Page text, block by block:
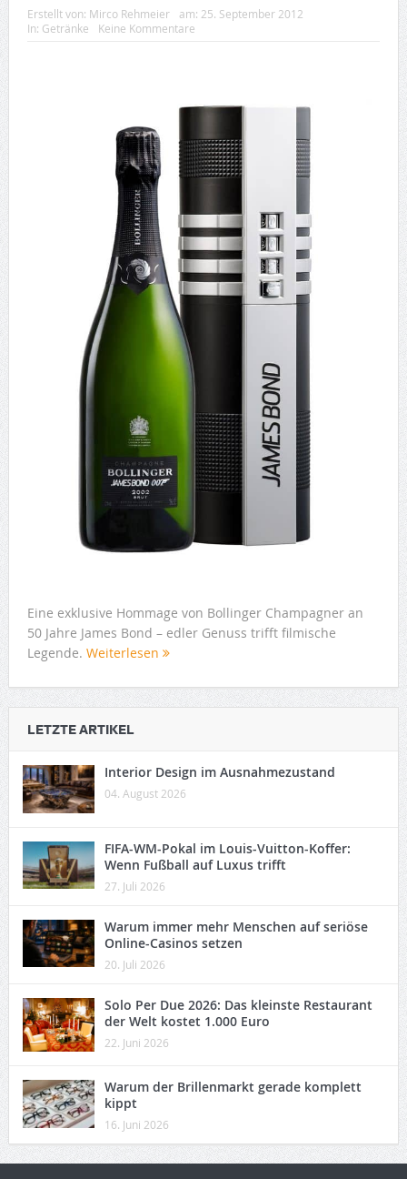
Erstellt von: Mirco Rehmeier am: 25. September 2012
In: Getränke Keine Kommentare
Eine exklusive Hommage von Bollinger Champagner an
50 Jahre James Bond – edler Genuss trifft filmische
Legende. Weiterlesen
LETZTE ARTIKEL
Interior Design im Ausnahmezustand
04. August 2026
FIFA-WM-Pokal im Louis-Vuitton-Koffer:
Wenn Fußball auf Luxus trifft
27. Juli 2026
Warum immer mehr Menschen auf seriöse
Online-Casinos setzen
20. Juli 2026
Solo Per Due 2026: Das kleinste Restaurant
der Welt kostet 1.000 Euro
22. Juni 2026
Warum der Brillenmarkt gerade komplett
kippt
16. Juni 2026